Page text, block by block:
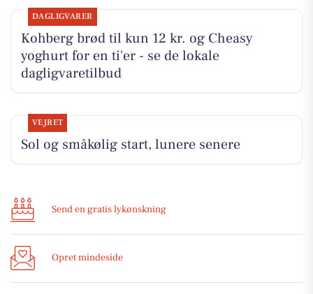
DAGLIGVARER
Kohberg brød til kun 12 kr. og Cheasy
yoghurt for en ti'er - se de lokale
dagligvaretilbud
VEJRET
Sol og småkølig start, lunere senere
Send en gratis lykønskning
Opret mindeside